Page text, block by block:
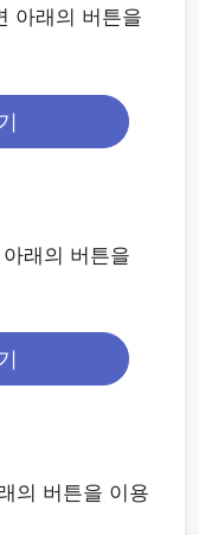
아래의 버튼을
래의 버튼을
의 버튼을 이용